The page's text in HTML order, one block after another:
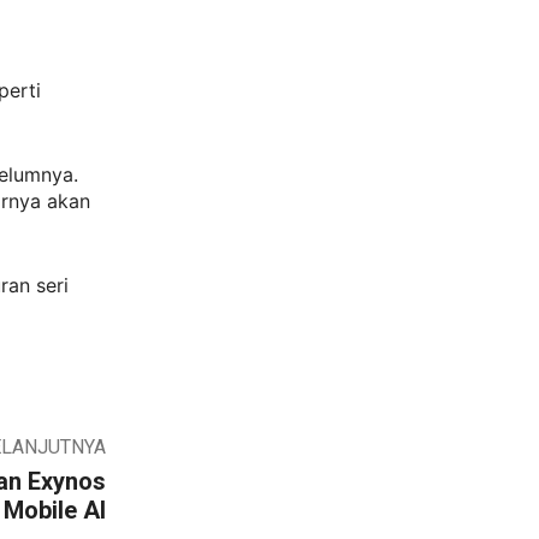
akan
seri
Exynos
AI